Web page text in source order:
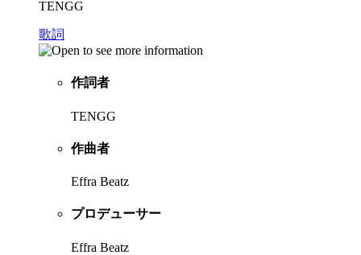
TENGG
歌詞
作詞者
TENGG
作曲者
Effra Beatz
プロデューサー
Effra Beatz